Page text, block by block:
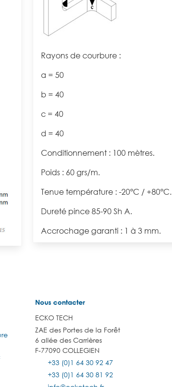
Rayons de courbure :
a = 50
b = 40
c = 40
d = 40
Conditionnement : 100 mètres.
Poids : 60 grs/m.
Tenue température : -20°C / +80°C.
Dureté pince 85-90 Sh A.
Accrochage garanti : 1 à 3 mm.
Nous contacter
ECKO TECH
ZAE des Portes de la Forêt
6 allée des Carrières
F-77090 COLLEGIEN
+33 (0)1 64 30 92 47
+33 (0)1 64 30 81 92